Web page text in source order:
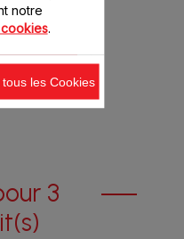
3
notre
.
les Cookies